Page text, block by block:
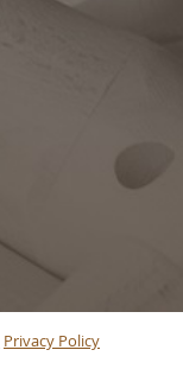
Privacy Policy